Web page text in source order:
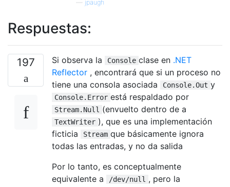
jpaugh
Respuestas:
197 Si observa la Console clase en .NET
Reflector , encontrará que si un proceso no
tiene una consola asociada
Console.Out y
Console.Error está respaldado por
Stream.Null (envuelto dentro de a
TextWriter ), que es una implementación
ficticia
Stream que básicamente ignora
todas las entradas, y no da salida
Por lo tanto, es conceptualmente
equivalente a
/dev/null , pero la